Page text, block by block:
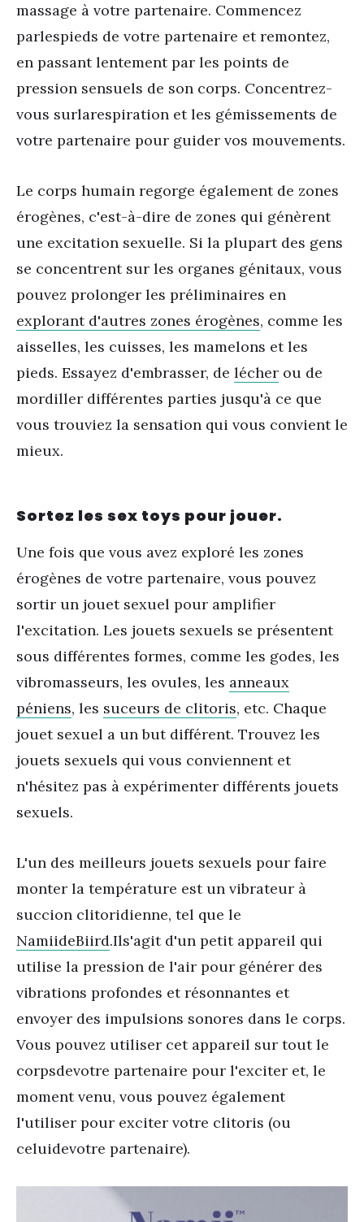
massage à votre partenaire. Commencez
parlespieds de votre partenaire et remontez,
en passant lentement par les points de
pression sensuels de son corps. Concentrez-
vous surlarespiration et les gémissements de
votre partenaire pour guider vos mouvements.
Le corps humain regorge également de zones
érogènes, c'est-à-dire de zones qui génèrent
une excitation sexuelle. Si la plupart des gens
se concentrent sur les organes génitaux, vous
pouvez prolonger les préliminaires en
explorant d'autres zones érogènes, comme les
aisselles, les cuisses, les mamelons et les
pieds. Essayez d'embrasser, de lécher ou de
mordiller différentes parties jusqu'à ce que
vous trouviez la sensation qui vous convient le
mieux.
Sortez les sex toys pour jouer.
Une fois que vous avez exploré les zones
érogènes de votre partenaire, vous pouvez
sortir un jouet sexuel pour amplifier
l'excitation. Les jouets sexuels se présentent
sous différentes formes, comme les godes, les
vibromasseurs, les ovules, les anneaux
péniens, les suceurs de clitoris, etc. Chaque
jouet sexuel a un but différent. Trouvez les
jouets sexuels qui vous conviennent et
n'hésitez pas à expérimenter différents jouets
sexuels.
L'un des meilleurs jouets sexuels pour faire
monter la température est un vibrateur à
succion clitoridienne, tel que le
NamiideBiird.Ils'agit d'un petit appareil qui
utilise la pression de l'air pour générer des
vibrations profondes et résonnantes et
envoyer des impulsions sonores dans le corps.
Vous pouvez utiliser cet appareil sur tout le
corpsdevotre partenaire pour l'exciter et, le
moment venu, vous pouvez également
l'utiliser pour exciter votre clitoris (ou
celuidevotre partenaire).